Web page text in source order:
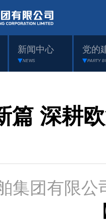
新闻中心
NEWS
党的
PARTY
篇 深耕
舶集团